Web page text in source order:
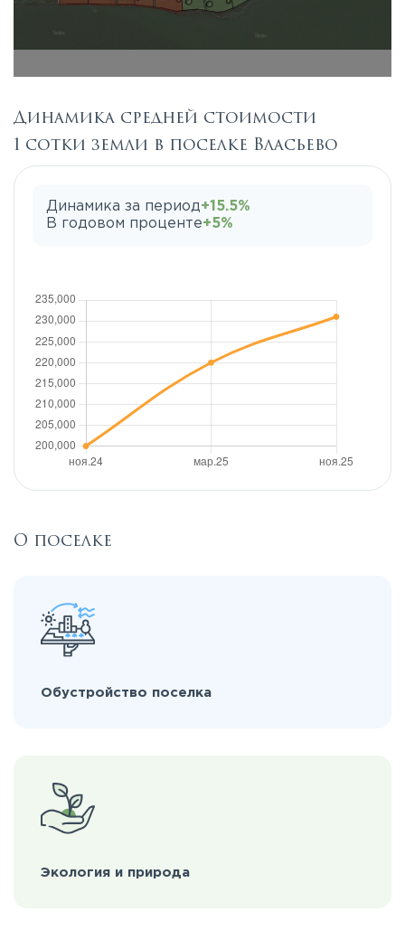
Динамика средней стоимости
1 сотки земли в поселке Власьево
Динамика за период+15.5%
В годовом проценте+5%
О поселке
Обустройство поселка
Экология и природа